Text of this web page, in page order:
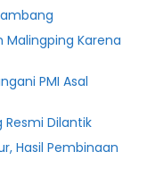
Malingping Karena
PMI Asal
Dilantik
Hasil Pembinaan